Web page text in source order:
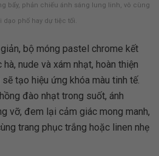
bẩy, phản chiếu ánh sáng lung linh, vô cùng
dạo phố hay dự tiệc tối.
bộ móng pastel chrome kết
nude và xám nhạt, hoàn thiện
tạo hiệu ứng khóa màu tinh tế.
đào nhạt trong suốt, ánh
vỡ, đem lại cảm giác mong manh,
trang phục trắng hoặc linen nhẹ